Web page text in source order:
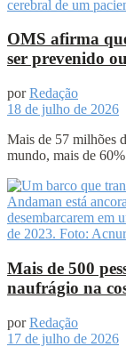
OMS afirma
ser prevenido
por Redação
18 de julho de 2026
Mais de 57 milhões
mundo, mais de
Mais de 500
naufrágio na
por Redação
17 de julho de 2026